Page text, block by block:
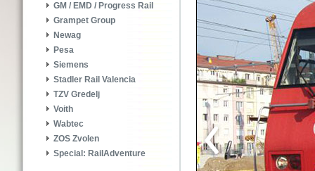
GM / EMD / Progress Rail
Grampet Group
Newag
Pesa
Siemens
Stadler Rail Valencia
TZV Gredelj
Voith
Wabtec
ZOS Zvolen
Special: RailAdventure